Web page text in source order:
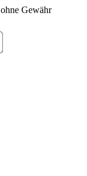
Gewähr